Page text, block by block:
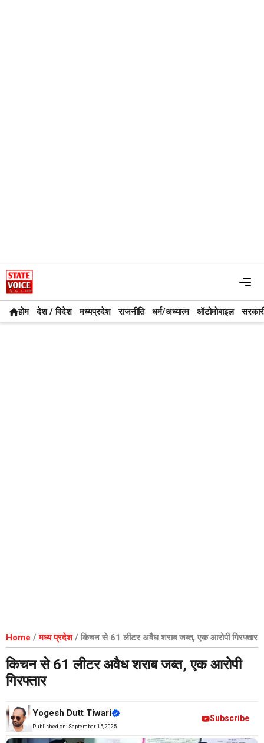
Skip
to
content
होम देश / विदेश मध्यप्रदेश राजनीति धर्म/अध्यात्म ऑटोमोबाइल
Home /मध्य प्रदेश/ किचन से 61 लीटर अवैध शराब जब्त, एक आरोपी गिरफ्तार
किचन से 61 लीटर अवैध शराब जब्त, एक आरोपी
गिरफ्तार
Yogesh Dutt Tiwari
Published on: September 15, 2025
Subscribe